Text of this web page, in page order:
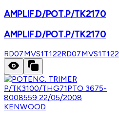
AMPLIF.D/POT.P/TK2170
AMPLIF.D/POT.P/TK2170
RD07MVS1T122RD07MVS1T122
KENWOOD